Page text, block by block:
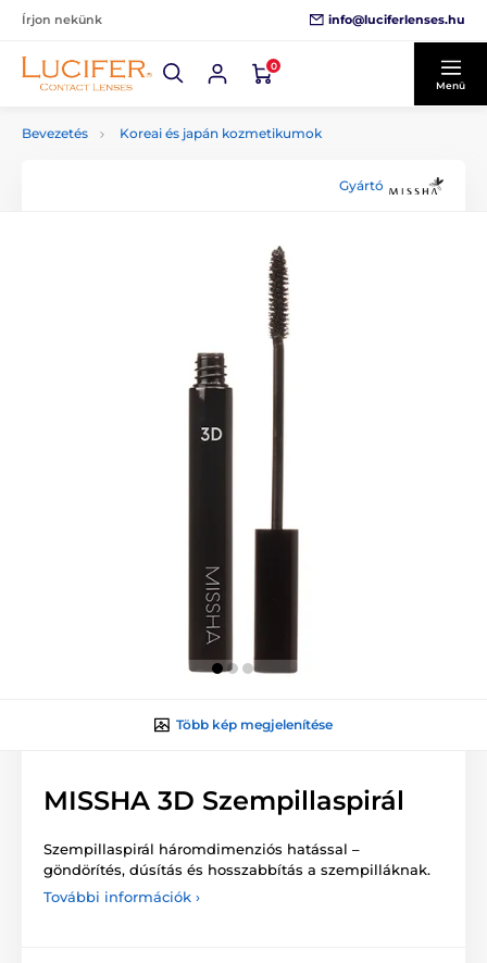
Írjon nekünk info@luciferlenses.hu
0
Menü
Bevezetés Koreai és japán kozmetikumok
Gyártó
Több kép megjelenítése
MISSHA 3D Szempillaspirál
Szempillaspirál háromdimenziós hatással –
göndörítés, dúsítás és hosszabbítás a szempilláknak.
További információk ›